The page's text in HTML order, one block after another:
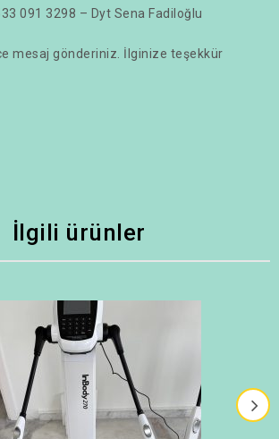
091 3298 – Dyt Sena Fadiloğlu
mesaj gönderiniz. İlginize teşekkür
İlgili ürünler